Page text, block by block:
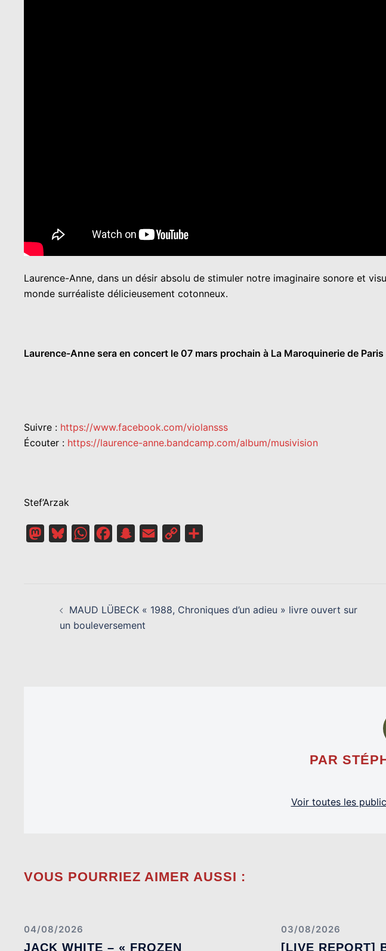
Laurence-Anne, dans un désir absolu de stimuler notre imaginaire sonore et
monde surréaliste délicieusement cotonneux.
Laurence-Anne sera en concert le 07 mars prochain à La Maroquinerie de Paris
Suivre : https://www.facebook.com/violansss
Écouter : https://laurence-anne.bandcamp.com/album/musivision
Stef’Arzak
MastodonBlueskyWhatsAppFacebookSnapchat
Email
Copy
D’ARTICLE
MAUD LÜBECK « 1988, Chroniques d’un adieu » livre ouvert sur
un bouleversement
PAR
Voir toutes les
VOUS POURRIEZ AIMER AUSSI :
04/08/2026
JACK WHITE – « FROZEN
03/08/2026
[LIVE REPORT]